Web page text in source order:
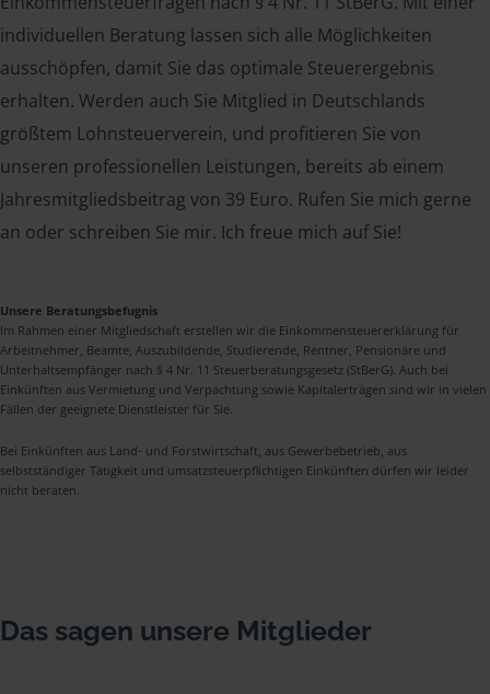
individuellen Beratung lassen sich alle Möglichkeiten
ausschöpfen, damit Sie das optimale Steuerergebnis
erhalten. Werden auch Sie Mitglied in Deutschlands
größtem Lohnsteuerverein, und profitieren Sie von
unseren professionellen Leistungen, bereits ab einem
Jahresmitgliedsbeitrag von 39 Euro. Rufen Sie mich gerne
an oder schreiben Sie mir. Ich freue mich auf Sie!
Unsere Beratungsbefugnis
Im Rahmen einer Mitgliedschaft erstellen wir die Einkommensteuererklärung für
Arbeitnehmer, Beamte, Auszubildende, Studierende, Rentner, Pensionäre und
Unterhaltsempfänger nach § 4 Nr. 11 Steuerberatungsgesetz (StBerG). Auch bei
Einkünften aus Vermietung und Verpachtung sowie Kapitalerträgen sind wir in vielen
Fällen der geeignete Dienstleister für Sie.
Bei Einkünften aus Land- und Forstwirtschaft, aus Gewerbebetrieb, aus
selbstständiger Tätigkeit und umsatzsteuerpflichtigen Einkünften dürfen wir leider
nicht beraten.
Das sagen unsere Mitglieder